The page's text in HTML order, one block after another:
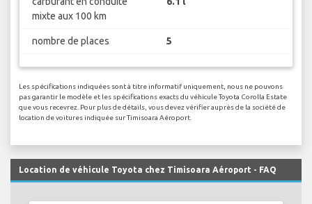
mixte aux 100 km
nombre de places 5
Les spécifications indiquées sont à titre informatif uniquement, nous ne pouvons
pas garantir le modèle et les spécifications exacts du véhicule Toyota Corolla Estate
que vous recevrez. Pour plus de détails, vous devez vérifier auprès de la société de
location de voitures indiquée sur Timisoara Aéroport.
Location de véhicule Toyota chez Timisoara Aéroport - FAQ